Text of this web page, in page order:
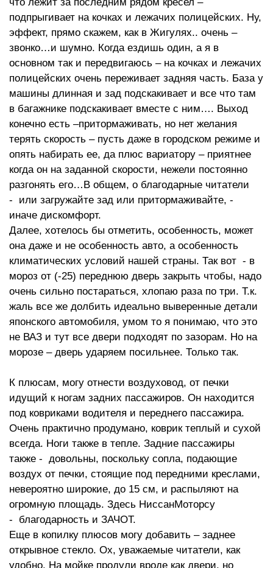
подпрыгивает на кочках и лежачих полицейских. Ну,
эффект, прямо скажем, как в Жигулях.. очень –
звонко…и шумно. Когда ездишь один, а я в
основном так и передвигаюсь – на кочках и лежачих
полицейских очень переживает задняя часть. База у
машины длинная и зад подскакивает и все что там
в багажнике подскакивает вместе с ним…. Выход
конечно есть –притормаживать, но нет желания
терять скорость – пусть даже в городском режиме и
опять набирать ее, да плюс вариатору – приятнее
когда он на заданной скорости, нежели постоянно
разгонять его…В общем, о благодарные читатели
- или загружайте зад или притормаживайте, -
иначе дискомфорт.
Далее, хотелось бы отметить, особенность, может
она даже и не особенность авто, а особенность
климатических условий нашей страны. Так вот - в
мороз от (-25) переднюю дверь закрыть чтобы, надо
очень сильно постараться, хлопаю раза по три. Т.к.
жаль все же долбить идеально выверенные детали
японского автомобиля, умом то я понимаю, что это
не ВАЗ и тут все двери подходят по зазорам. Но на
морозе – дверь ударяем посильнее. Только так.
К плюсам, могу отнести воздуховод, от печки
идущий к ногам задних пассажиров. Он находится
под ковриками водителя и переднего пассажира.
Очень практично продумано, коврик теплый и сухой
всегда. Ноги также в тепле. Задние пассажиры
также - довольны, поскольку сопла, подающие
воздух от печки, стоящие под передними креслами,
невероятно широкие, до 15 см, и распыляют на
огромную площадь. Здесь НиссанМоторсу
- благодарность и ЗАЧОТ.
Еще в копилку плюсов могу добавить – заднее
открывное стекло. Ох, уважаемые читатели, как
удобно. На мойке продули вроде как двери, но